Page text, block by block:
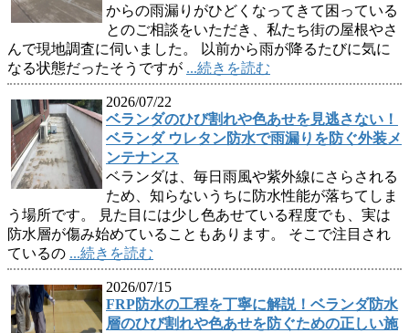
からの雨漏りがひどくなってきて困っている
とのご相談をいただき、私たち街の屋根やさ
んで現地調査に伺いました。 以前から雨が降るたびに気に
なる状態だったそうですが ...続きを読む
2026/07/22
ベランダのひび割れや色あせを見逃さない！
ベランダ ウレタン防水で雨漏りを防ぐ外装メ
ンテナンス
ベランダは、毎日雨風や紫外線にさらされる
ため、知らないうちに防水性能が落ちてしま
う場所です。 見た目には少し色あせている程度でも、実は
防水層が傷み始めていることもあります。 そこで注目され
ているの ...続きを読む
2026/07/15
FRP防水の工程を丁寧に解説！ベランダ防水
層のひび割れや色あせを防ぐための正しい施